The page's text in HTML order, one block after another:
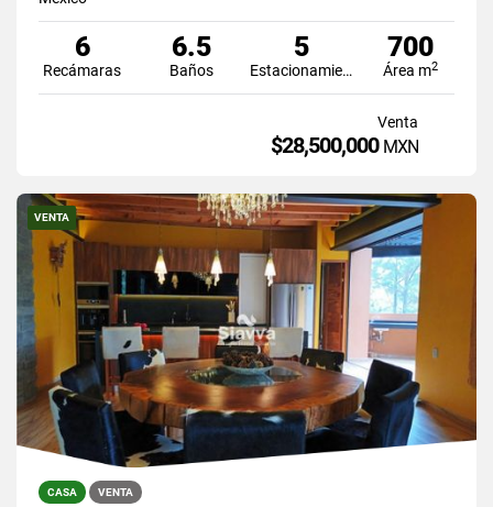
6
Recámaras
6.5
Baños
5
Estacionamiento
700
Área m2
Venta
$28,500,000 MXN
VENTA
CASA VENTA